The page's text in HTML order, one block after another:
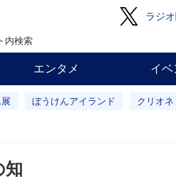
ラジ
内検索
エンタメ イベ
ぼうけんアイランド クリオネ
知